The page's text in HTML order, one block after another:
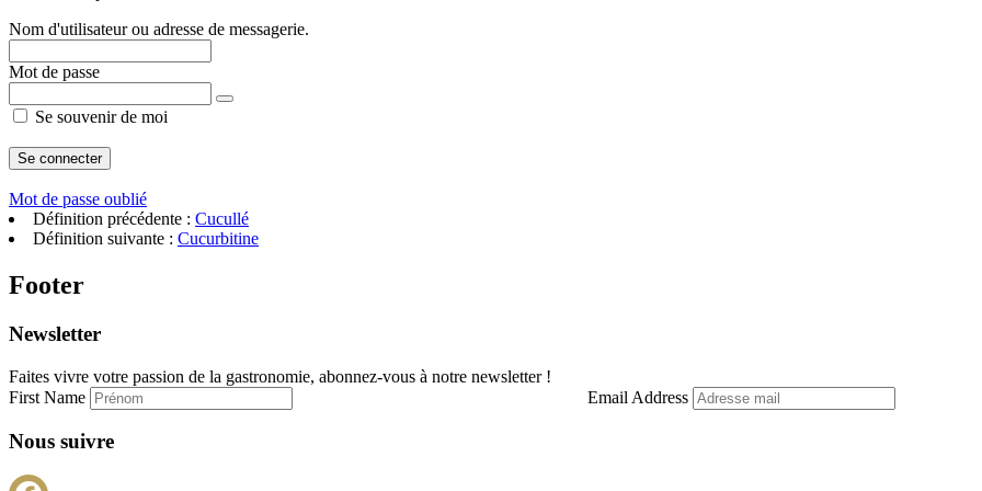
Nom d'utilisateur ou adresse de messagerie.
Mot de passe
Se souvenir de moi
Mot de passe oublié
Définition précédente : Cucullé
Définition suivante : Cucurbitine
Footer
Newsletter
Faites vivre votre passion de la gastronomie, abonnez-vous à notre newsletter !
First Name
Email Address
Nous suivre